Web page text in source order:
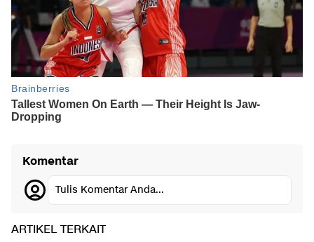
Komentar
Tulis Komentar Anda...
ARTIKEL TERKAIT